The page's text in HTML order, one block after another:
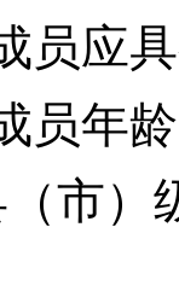
员应
员年
市